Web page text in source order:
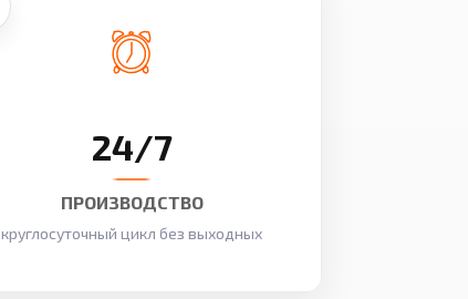
24/7
ПРОИЗВОДСТВО
круглосуточный цикл без выходных